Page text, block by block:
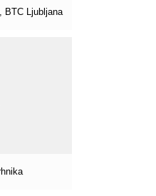
BTC Ljubljana